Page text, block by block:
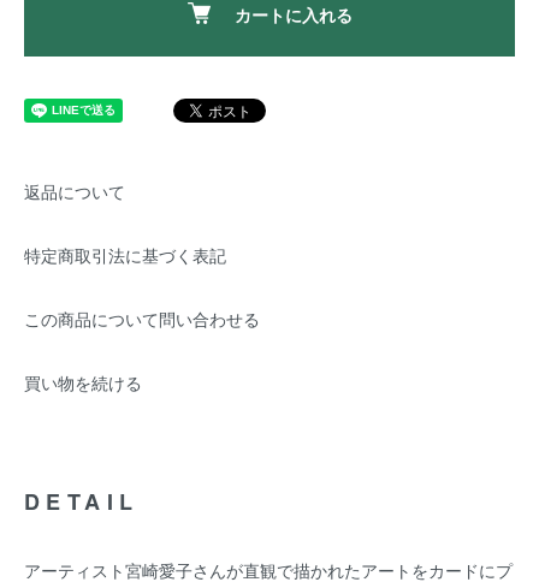
カートに入れる
返品について
特定商取引法に基づく表記
この商品について問い合わせる
買い物を続ける
DETAIL
アーティスト宮崎愛子さんが直観で描かれたアートをカードにプ